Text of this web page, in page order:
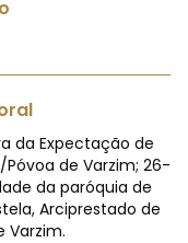
da Expectação de
de Varzim; 26-
da paróquia de
Arciprestado de
Varzim.